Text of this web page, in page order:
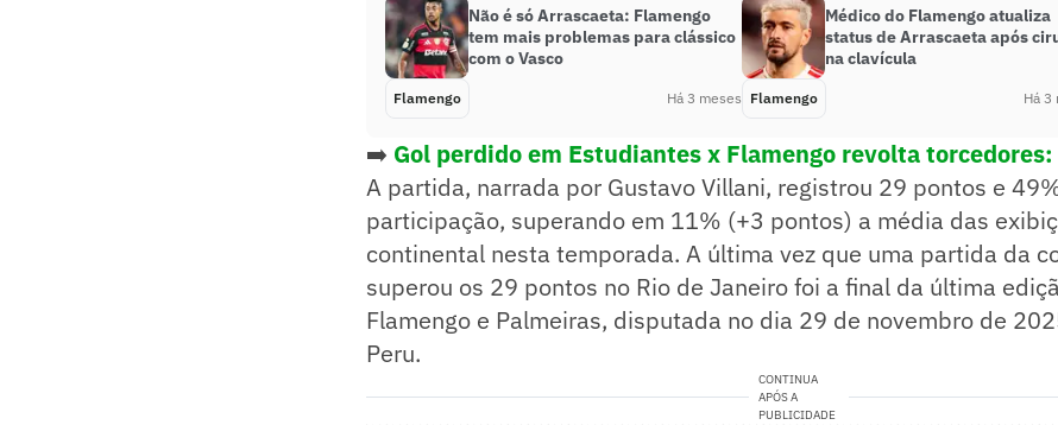
Não é só Arrascaeta: Flamengo
tem mais problemas para clássico
com o Vasco
Flamengo Há 3 meses
Médico do Flamengo atualiza
status de Arrascaeta após
na clavícula
Flamengo Há 3
➡️ Gol perdido em Estudiantes x Flamengo revolta
A partida, narrada por Gustavo Villani, registrou 29 pontos e
participação, superando em 11% (+3 pontos) a média das
continental nesta temporada. A última vez que uma partida da
superou os 29 pontos no Rio de Janeiro foi a final da última
Flamengo e Palmeiras, disputada no dia 29 de novembro de
Peru.
CONTINUA
APÓS A
PUBLICIDADE